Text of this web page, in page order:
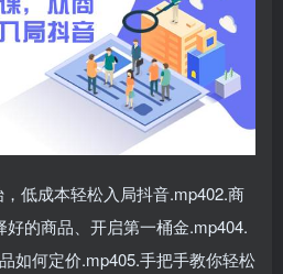
低成本轻松入局抖音.mp402.商
的商品、开启第一桶金.mp404.
如何定价.mp405.手把手教你轻松